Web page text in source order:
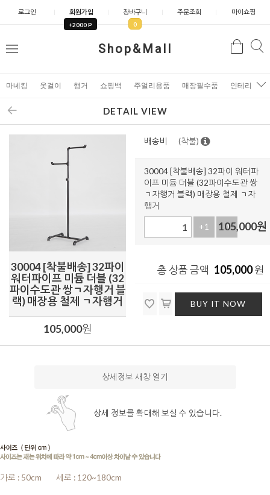
로그인 회원가입
+2000 P
장바구니
0
주문조회 마이쇼핑
Shop&Mall
메
검
마네킹 옷걸이 행거 쇼핑백 주얼리용품 매장필수품 인테리어소
DETAIL VIEW
30004 [착불배송] 32파이
워터파이프 미듐 더블 (32
파이수도관 쌍ㄱ자행거 블
랙) 매장용 철제 ㄱ자행거
105,000원
배송비 (착불)
30004 [착불배송] 32파이 워터파
이프 미듐 더블 (32파이수도관 쌍
ㄱ자행거 블랙) 매장용 철제 ㄱ자
행거
+1 -1
105,000원
총 상품 금액 105,000원
BUY IT NOW
상세정보 새창 열기
상세 정보를 확대해 보실 수 있습니다.
가로 : 50cm 세로 : 120~180cm